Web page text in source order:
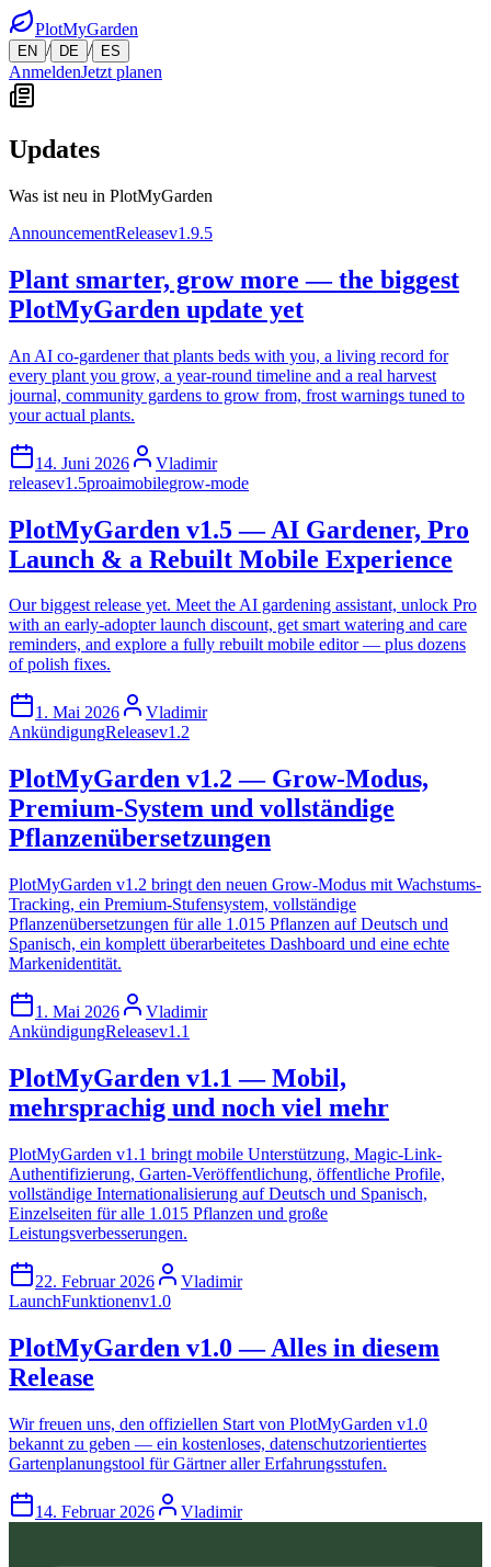
PlotMyGarden
EN / DE / ES
AnmeldenJetzt planen
Updates
Was ist neu in PlotMyGarden
AnnouncementReleasev1.9.5
Plant smarter, grow more — the biggest
PlotMyGarden update yet
An AI co-gardener that plants beds with you, a living record for
every plant you grow, a year-round timeline and a real harvest
journal, community gardens to grow from, frost warnings tuned to
your actual plants.
14. Juni 2026
Vladimir
releasev1.5proaimobilegrow-mode
PlotMyGarden v1.5 — AI Gardener, Pro
Launch & a Rebuilt Mobile Experience
Our biggest release yet. Meet the AI gardening assistant, unlock Pro
with an early-adopter launch discount, get smart watering and care
reminders, and explore a fully rebuilt mobile editor — plus dozens
of polish fixes.
1. Mai 2026
Vladimir
AnkündigungReleasev1.2
PlotMyGarden v1.2 — Grow-Modus,
Premium-System und vollständige
Pflanzenübersetzungen
PlotMyGarden v1.2 bringt den neuen Grow-Modus mit Wachstums-
Tracking, ein Premium-Stufensystem, vollständige
Pflanzenübersetzungen für alle 1.015 Pflanzen auf Deutsch und
Spanisch, ein komplett überarbeitetes Dashboard und eine echte
Markenidentität.
1. Mai 2026
Vladimir
AnkündigungReleasev1.1
PlotMyGarden v1.1 — Mobil,
mehrsprachig und noch viel mehr
PlotMyGarden v1.1 bringt mobile Unterstützung, Magic-Link-
Authentifizierung, Garten-Veröffentlichung, öffentliche Profile,
vollständige Internationalisierung auf Deutsch und Spanisch,
Einzelseiten für alle 1.015 Pflanzen und große
Leistungsverbesserungen.
22. Februar 2026
Vladimir
LaunchFunktionenv1.0
PlotMyGarden v1.0 — Alles in diesem
Release
Wir freuen uns, den offiziellen Start von PlotMyGarden v1.0
bekannt zu geben — ein kostenloses, datenschutzorientiertes
Gartenplanungstool für Gärtner aller Erfahrungsstufen.
14. Februar 2026 Vladimir